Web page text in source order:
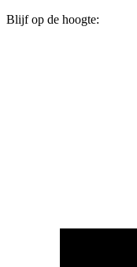
Blijf op de hoogte: